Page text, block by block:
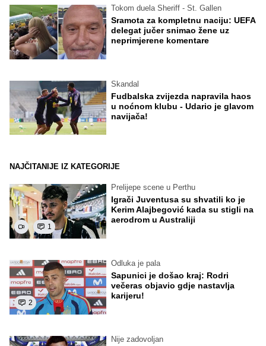
Tokom duela Sheriff - St. Gallen
Sramota za kompletnu naciju: UEFA
delegat jučer snimao žene uz
neprimjerene komentare
Skandal
Fudbalska zvijezda napravila haos
u noćnom klubu - Udario je glavom
navijača!
NAJČITANIJE IZ KATEGORIJE
1
Prelijepe scene u Perthu
Igrači Juventusa su shvatili ko je
Kerim Alajbegović kada su stigli na
aerodrom u Australiji
2
Odluka je pala
Sapunici je došao kraj: Rodri
večeras objavio gdje nastavlja
karijeru!
Nije zadovoljan